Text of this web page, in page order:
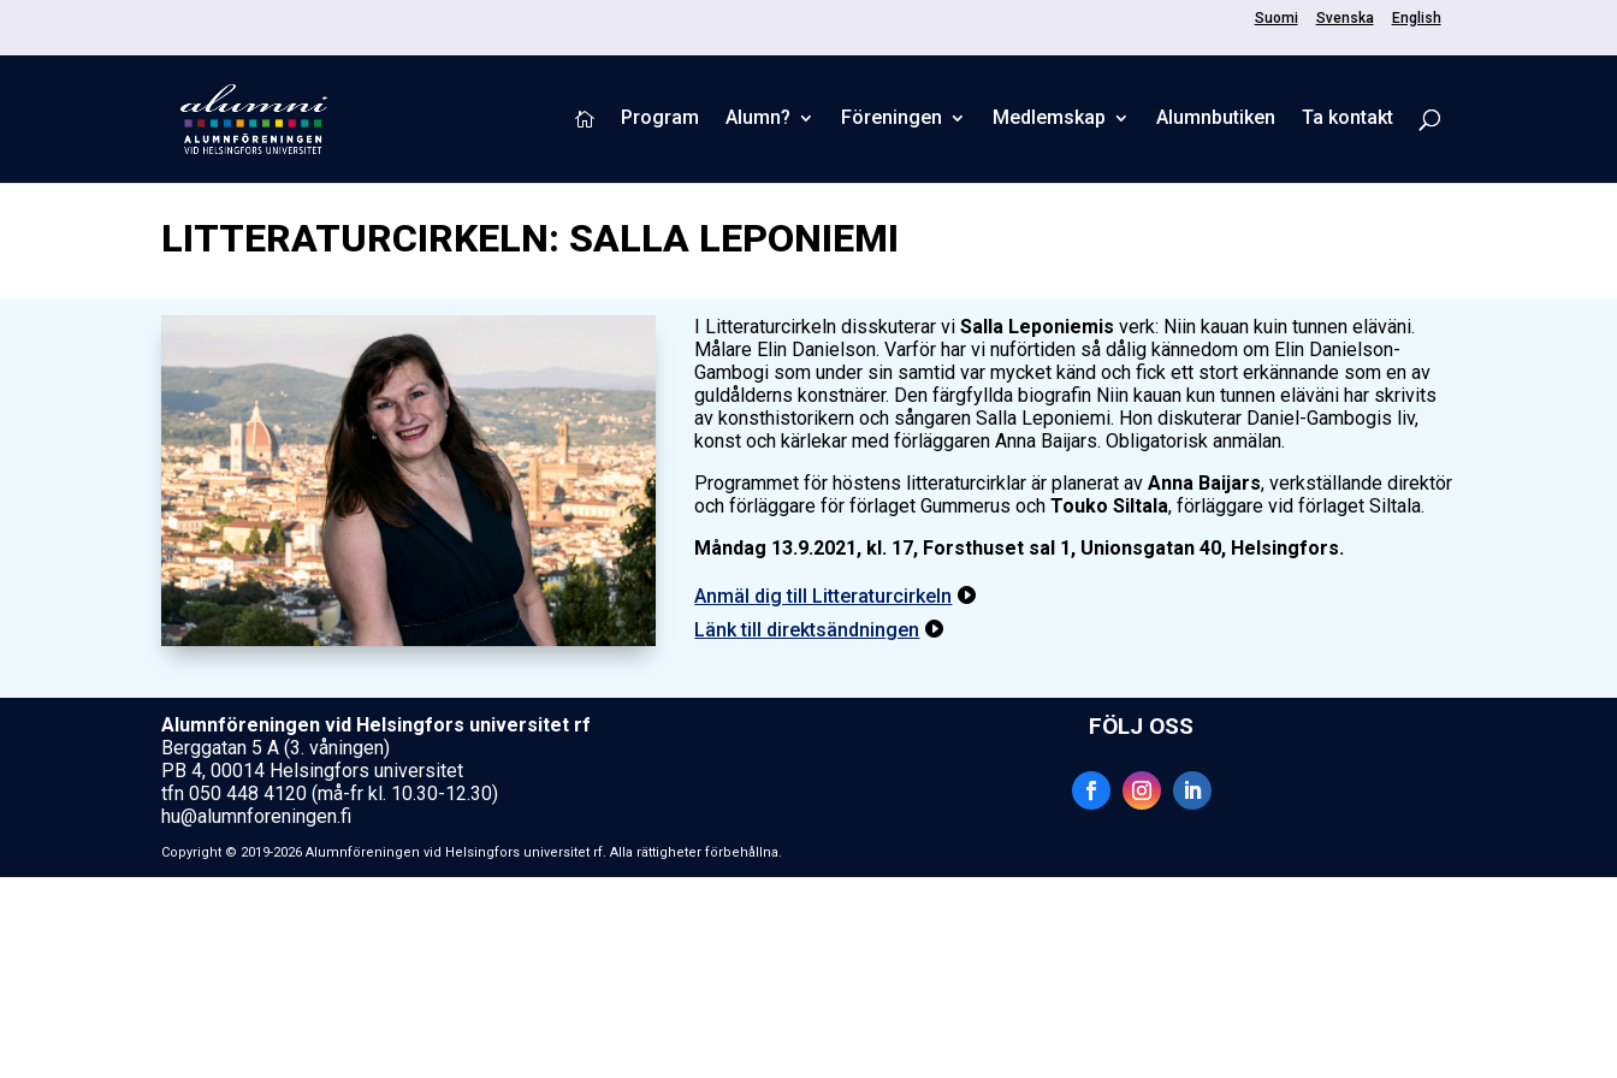
Suomi Svenska English
 Program Alumn? Föreningen Medlemskap Alumnbutiken Ta kontakt
LITTERATURCIRKELN: SALLA LEPONIEMI
I Litteraturcirkeln disskuterar viSalla Leponiemis verk: Niin kauan kuin tunnen eläväni.
Målare Elin Danielson. Varför har vi nuförtiden så dålig kännedom om Elin Danielson-
Gambogi som under sin samtid var mycket känd och fick ett stort erkännande som en av
guldålderns konstnärer. Den färgfyllda biografin Niin kauan kun tunnen eläväni har skrivits
av konsthistorikern och sångaren Salla Leponiemi. Hon diskuterar Daniel-Gambogis liv,
konst och kärlekar med förläggaren Anna Baijars. Obligatorisk anmälan.
Programmet för höstens litteraturcirklar är planerat avAnna Baijars, verkställande direktör
och förläggare för förlaget Gummerus ochTouko Siltala, förläggare vid förlaget Siltala.
Måndag 13.9.2021, kl. 17, Forsthuset sal 1, Unionsgatan 40, Helsingfors.
Anmäl dig till Litteraturcirkeln 
Länk till direktsändningen 
Alumnföreningen vid Helsing­fors uni­ver­si­tet rf
Berggatan 5 A (3. våningen)
PB 4, 00014 Helsingfors universitet
tfn 050 448 4120 (må-fr kl. 10.30-12.30)
hu@alumnforeningen.fi
FÖLJ OSS
Copyright © 2019-2026 Alumnföreningen vid Helsing­fors uni­ver­si­tet rf. Alla rättigheter förbehållna.